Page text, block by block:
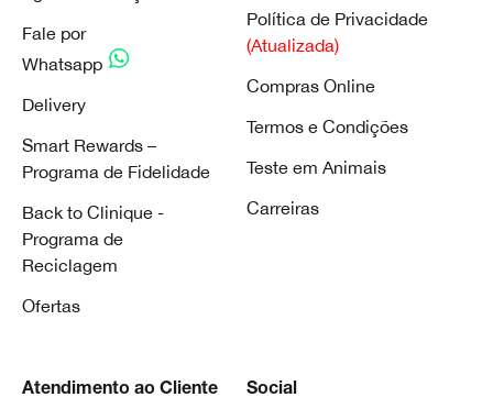
Fale por
Whatsapp
Delivery
Smart Rewards –
Programa de Fidelidade
Back to Clinique -
Programa de
Reciclagem
Ofertas
Política de Privacidade
(Atualizada)
Compras Online
Termos e Condições
Teste em Animais
Carreiras
Atendimento ao Cliente Social